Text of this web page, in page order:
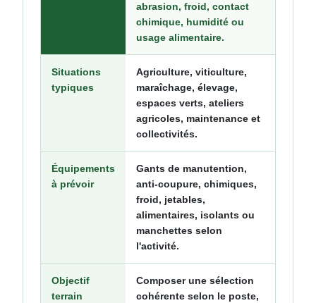
abrasion, froid, contact
chimique, humidité ou
usage alimentaire.
Situations
typiques
Agriculture, viticulture,
maraîchage, élevage,
espaces verts, ateliers
agricoles, maintenance et
collectivités.
Équipements
à prévoir
Gants de manutention,
anti-coupure, chimiques,
froid, jetables,
alimentaires, isolants ou
manchettes selon
l'activité.
Objectif
terrain
Composer une sélection
cohérente selon le poste,